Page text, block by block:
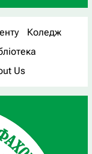
Коледж
Us